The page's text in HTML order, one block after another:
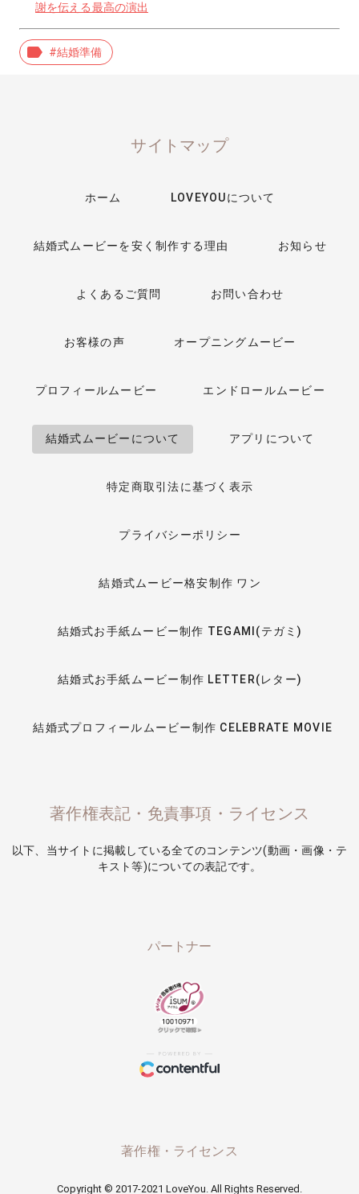
謝を伝える最高の演出
label #結婚準備
サイトマップ
ホーム LOVEYOUについて
結婚式ムービーを安く制作する理由 お知らせ
よくあるご質問 お問い合わせ
お客様の声 オープニングムービー
プロフィールムービー エンドロールムービー
結婚式ムービーについて アプリについて
特定商取引法に基づく表示
プライバシーポリシー
結婚式ムービー格安制作 ワン
結婚式お手紙ムービー制作 TEGAMI(テガミ)
結婚式お手紙ムービー制作 LETTER(レター)
結婚式プロフィールムービー制作 CELEBRATE MOVIE
著作権表記・免責事項・ライセンス
以下、当サイトに掲載している全てのコンテンツ(動画・画像・テ
キスト等)についての表記です。
パートナー
著作権・ライセンス
Copyright © 2017-2021 LoveYou. All Rights Reserved.